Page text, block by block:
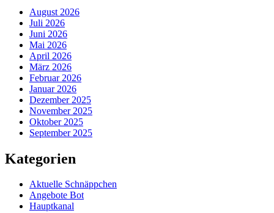
August 2026
Juli 2026
Juni 2026
Mai 2026
April 2026
März 2026
Februar 2026
Januar 2026
Dezember 2025
November 2025
Oktober 2025
September 2025
Kategorien
Aktuelle Schnäppchen
Angebote Bot
Hauptkanal